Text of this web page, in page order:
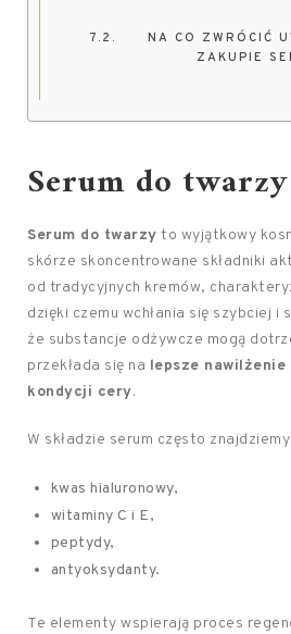
NA CO ZWRÓCIĆ
ZAKUPIE
Serum do twarzy
Serum do twarzy to wyjątkowy
skórze skoncentrowane składniki
od tradycyjnych kremów,
dzięki czemu wchłania się szybciej i
że substancje odżywcze mogą
przekłada się na lepsze nawilżenie
kondycji cery.
W składzie serum często
kwas hialuronowy,
witaminy C i E,
peptydy,
antyoksydanty.
Te elementy wspierają proces